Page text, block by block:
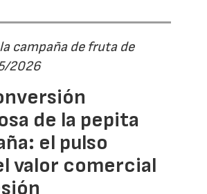
campaña de fruta de
2026
de la pepita
el pulso
valor comercial